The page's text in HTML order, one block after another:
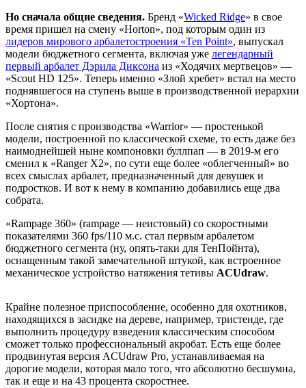
Но сначала общие сведения. Бренд «Wicked Ridge» в свое
время пришел на смену «Horton», под которым один из
лидеров мирового арбалетостроения «Ten Point», выпускал
модели бюджетного сегмента, включая уже легендарный
первый арбалет Дэрила Диксона из «Ходячих мертвецов» —
«Scout HD 125». Теперь именно «Злой хребет» встал на место
поднявшегося на ступень выше в производственной иерархии
«Хортона».
После снятия с производства «Warrior» — простенькой
модели, построенной по классической схеме, то есть даже без
наимоднейшей ныне компоновки буллпап — в 2019-м его
сменил к «Ranger X2», по сути еще более «облегченный» во
всех смыслах арбалет, предназначенный для девушек и
подростков. И вот к нему в компанию добавились еще два
собрата.
«Rampage 360» (rampage — неистовый) со скоростными
показателями 360 fps/110 м.с. стал первым арбалетом
бюджетного сегмента (ну, опять-таки для ТенПойнта),
оснащенным такой замечательной штукой, как встроенное
механическое устройство натяжения тетивы ACUdraw.
Крайне полезное приспособление, особенно для охотников,
находящихся в засидке на дереве, например, тристенде, где
выполнить процедуру взведения классическим способом
сможет только профессиональный акробат. Есть еще более
продвинутая версия ACUdraw Pro, устанавливаемая на
дорогие модели, которая мало того, что абсолютно бесшумна,
так и еще и на 43 процента скоростнее.